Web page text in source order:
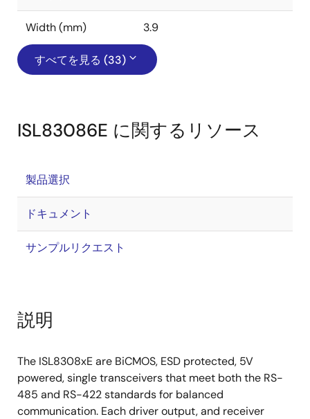
Width (mm) 3.9
すべてを見る (33)
ISL83086E に関するリソース
製品選択
ドキュメント
サンプルリクエスト
説明
The ISL8308xE are BiCMOS, ESD protected, 5V
powered, single transceivers that meet both the RS-
485 and RS-422 standards for balanced
communication. Each driver output, and receiver